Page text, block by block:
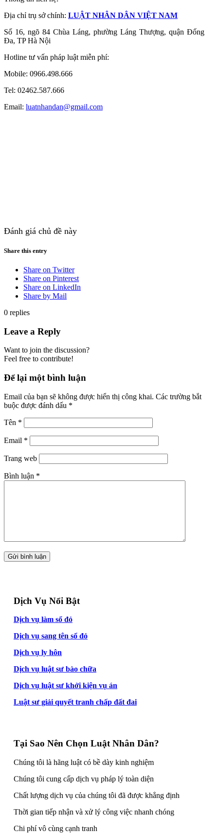
Địa chỉ trụ sở chính: LUẬT NHÂN DÂN VIỆT NAM
Số 16, ngõ 84 Chùa Láng, phường Láng Thượng, quận Đống
Đa, TP Hà Nội
Hotline tư vấn pháp luật miễn phí:
Mobile: 0966.498.666
Tel: 02462.587.666
Email: luatnhandan@gmail.com
Đánh giá chủ đề này
Share this entry
Share on Twitter
Share on Pinterest
Share on LinkedIn
Share by Mail
0 replies
Leave a Reply
Want to join the discussion?
Feel free to contribute!
Để lại một bình luận
Email của bạn sẽ không được hiển thị công khai. Các trường bắt
buộc được đánh dấu *
Tên *
Email *
Trang web
Bình luận *
Dịch Vụ Nổi Bật
Dịch vụ làm sổ đỏ
Dịch vụ sang tên sổ đỏ
Dịch vụ ly hôn
Dịch vụ luật sư bào chữa
Dịch vụ luật sư khởi kiện vụ án
Luật sư giải quyết tranh chấp đất đai
Tại Sao Nên Chọn Luật Nhân Dân?
Chúng tôi là hãng luật có bề dày kinh nghiệm
Chúng tôi cung cấp dịch vụ pháp lý toàn diện
Chất lượng dịch vụ của chúng tôi đã được khẳng định
Thời gian tiếp nhận và xử lý công việc nhanh chóng
Chi phí vô cùng cạnh tranh